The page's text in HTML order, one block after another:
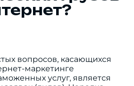
вопросов, касающихся
маркетинге
услуг, является